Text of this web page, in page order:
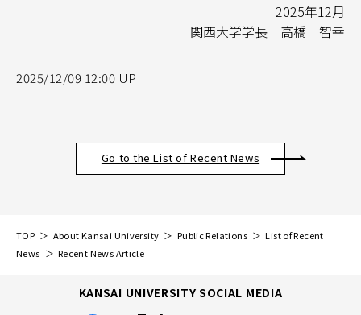
2025年12月
関西大学学長 高橋 智幸
2025/12/09 12:00 UP
Go to the List of Recent News
TOP About Kansai University Public Relations
List of Recent
News
Recent News Article
KANSAI UNIVERSITY SOCIAL MEDIA